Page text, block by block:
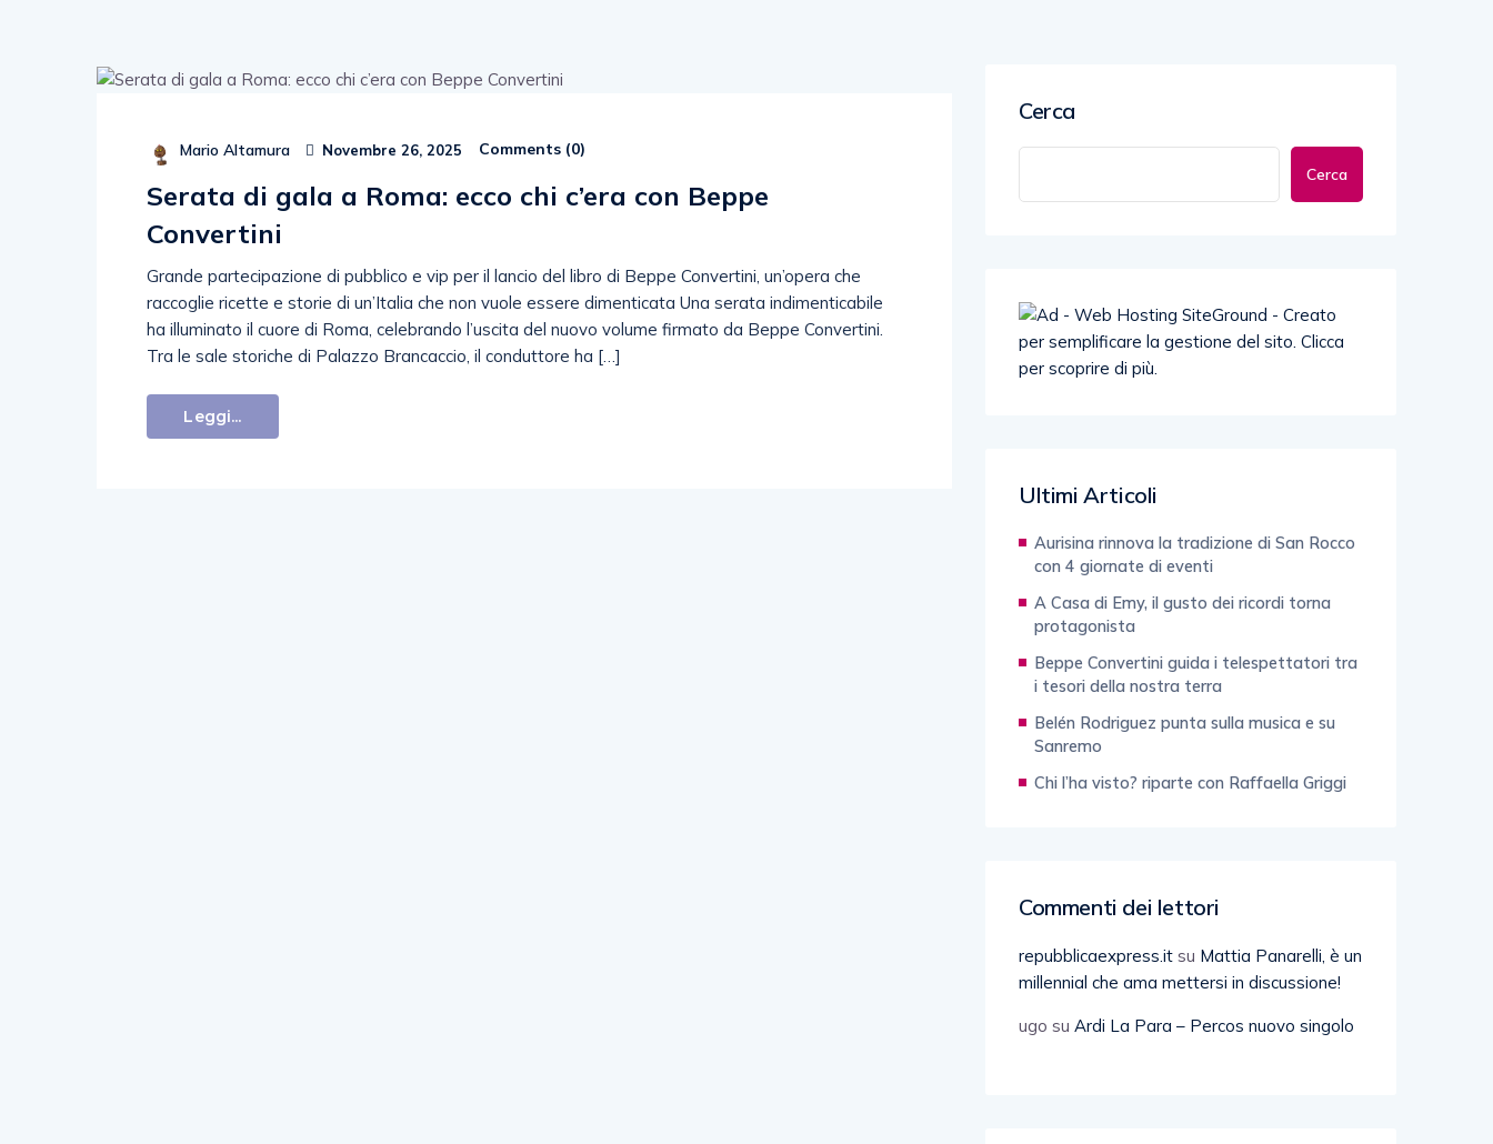
Mario Altamura Novembre 26, 2025 Comments (0)
Serata di gala a Roma: ecco chi c’era con Beppe
Convertini
Grande partecipazione di pubblico e vip per il lancio del libro di Beppe Convertini, un’opera che
raccoglie ricette e storie di un’Italia che non vuole essere dimenticata Una serata indimenticabile
ha illuminato il cuore di Roma, celebrando l’uscita del nuovo volume firmato da Beppe Convertini.
Tra le sale storiche di Palazzo Brancaccio, il conduttore ha […]
Leggi...
Cerca
Cerca
Ultimi Articoli
Aurisina rinnova la tradizione di San Rocco
con 4 giornate di eventi
A Casa di Emy, il gusto dei ricordi torna
protagonista
Beppe Convertini guida i telespettatori tra
i tesori della nostra terra
Belén Rodriguez punta sulla musica e su
Sanremo
Chi l’ha visto? riparte con Raffaella Griggi
Commenti dei lettori
repubblicaexpress.it su Mattia Panarelli, è un
millennial che ama mettersi in discussione!
ugo su Ardi La Para – Percos nuovo singolo